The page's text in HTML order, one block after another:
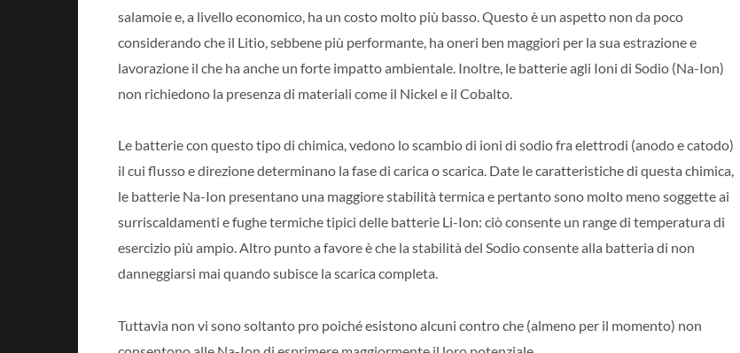
salamoie e, a livello economico, ha un costo molto più basso. Questo è un aspetto non da poco
considerando che il Litio, sebbene più performante, ha oneri ben maggiori per la sua estrazione e
lavorazione il che ha anche un forte impatto ambientale. Inoltre, le batterie agli Ioni di Sodio (Na-Ion)
non richiedono la presenza di materiali come il Nickel e il Cobalto.
Le batterie con questo tipo di chimica, vedono lo scambio di ioni di sodio fra elettrodi (anodo e catodo)
il cui flusso e direzione determinano la fase di carica o scarica. Date le caratteristiche di questa chimica,
le batterie Na-Ion presentano una maggiore stabilità termica e pertanto sono molto meno soggette ai
surriscaldamenti e fughe termiche tipici delle batterie Li-Ion: ciò consente un range di temperatura di
esercizio più ampio. Altro punto a favore è che la stabilità del Sodio consente alla batteria di non
danneggiarsi mai quando subisce la scarica completa.
Tuttavia non vi sono soltanto pro poiché esistono alcuni contro che (almeno per il momento) non